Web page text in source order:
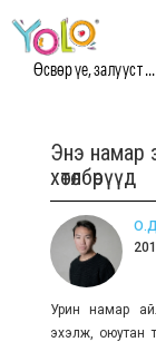
Өсвөр үе, залууст ...
Энэ намар
хөтөлбөрүүд
Урин намар
эхэлж, оюутан